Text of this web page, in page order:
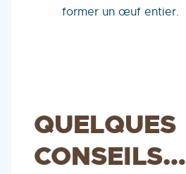
former un œuf entier.
QUELQUES
CONSEILS…